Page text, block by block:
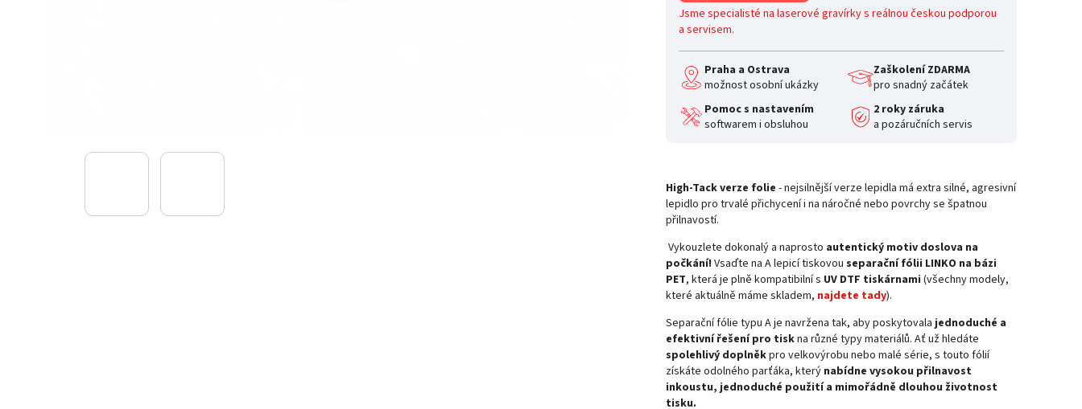
Jsme specialisté na laserové gravírky s reálnou českou podporou
a servisem.
Praha a Ostrava
možnost osobní ukázky
Zaškolení ZDARMA
pro snadný začátek
Pomoc s nastavením
softwarem i obsluhou
2 roky záruka
a pozáručních servis
High-Tack verze folie- nejsilnější verze lepidla má extra silné, agresivní
lepidlo pro trvalé přichycení i na náročné nebo povrchy se špatnou
přilnavostí.
Vykouzlete dokonalý a naprosto autentický motiv doslova na
počkání! Vsaďte na A lepicí tiskovouseparační fólii LINKO na bázi
PET, která je plně kompatibilní s UV DTF tiskárnami (všechny modely,
které aktuálně máme skladem, najdete tady).
Separační fólie typu A je navržena tak, aby poskytovalajednoduché a
efektivní řešení pro tiskna různé typy materiálů. Ať už hledáte
spolehlivý doplněkpro velkovýrobu nebo malé série, s touto fólií
získáte odolného parťáka, který nabídne vysokou přilnavost
inkoustu, jednoduché použití a mimořádně dlouhou životnost
tisku.